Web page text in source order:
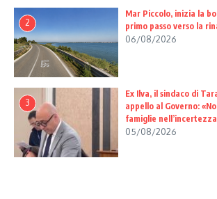
2
Mar Piccolo, inizia la
primo passo verso la
06/08/2026
3
Ex Ilva, il sindaco di
appello al Governo:
famiglie
05/08/2026